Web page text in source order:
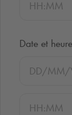
Date et